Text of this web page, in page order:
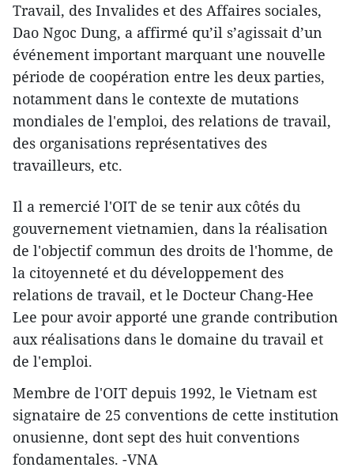
Travail, des Invalides et des Affaires sociales,
Dao Ngoc Dung, a affirmé qu’il s’agissait d’un
événement important marquant une nouvelle
période de coopération entre les deux parties,
notamment dans le contexte de mutations
mondiales de l'emploi, des relations de travail,
des organisations représentatives des
travailleurs, etc.
Il a remercié l'OIT de se tenir aux côtés du
gouvernement vietnamien, dans la réalisation
de l'objectif commun des droits de l'homme, de
la citoyenneté et du développement des
relations de travail, et le Docteur Chang-Hee
Lee pour avoir apporté une grande contribution
aux réalisations dans le domaine du travail et
de l'emploi.
Membre de l'OIT depuis 1992, le Vietnam est
signataire de 25 conventions de cette institution
onusienne, dont sept des huit conventions
fondamentales. -VNA